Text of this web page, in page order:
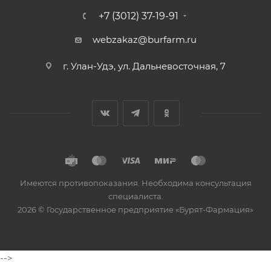
+7 (3012) 37-19-91
webzakaz@burfarm.ru
г. Улан-Удэ, ул. Дальневосточная, 7
Имеются противопоказания. Необходима консультация
специалиста.
2026 © Государственное предприятие «Бурят-Фармация»
-->